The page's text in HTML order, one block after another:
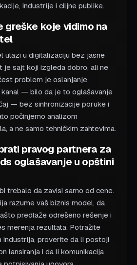
industrije i ciljne publike.
greške koje vidimo na
ulazi u digitalizaciju bez jasne
je sajt koji izgleda dobro, ali ne
problem je oslanjanje
kanal — bilo da je to oglašavanje
— bez sinhronizacije poruke i
počinjemo analizom
a ne samo tehničkim zahtevima.
pravog partnera za
oglašavanje u opštini
trebalo da zavisi samo od cene.
razume vaš biznis model, da
predlaže odrešeno rešenje i
merenja rezultata. Potražite
industrija, proverite da li postoji
lansiranja i da li komunikacija